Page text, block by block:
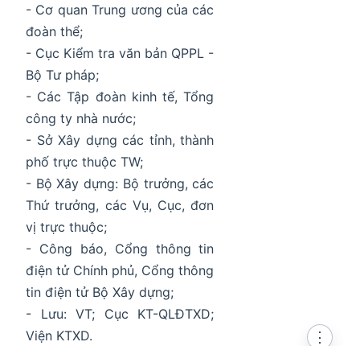
- Cơ quan Trung ương của các
đoàn thể;
- Cục Kiểm tra văn bản QPPL -
Bộ Tư pháp;
- Các Tập đoàn kinh tế, Tổng
công ty nhà nước;
- Sở Xây dựng các tỉnh, thành
phố trực thuộc TW;
- Bộ Xây dựng: Bộ trưởng, các
Thứ trưởng, các Vụ, Cục, đơn
vị trực thuộc;
- Công báo, Cổng thông tin
điện tử Chính phủ, Cổng thông
tin điện tử Bộ Xây dựng;
- Lưu: VT; Cục KT-QLĐTXD;
Viện KTXD.
⋮